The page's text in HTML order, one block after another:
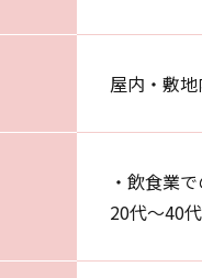
屋内・敷
・飲食業
20代～40